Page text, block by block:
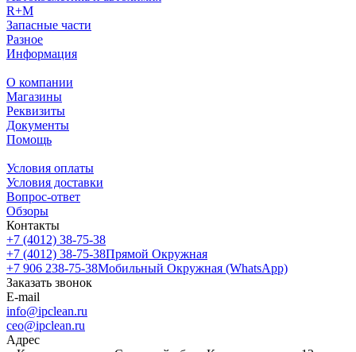
R+M
Запасные части
Разное
Информация
О компании
Магазины
Реквизиты
Документы
Помощь
Условия оплаты
Условия доставки
Вопрос-ответ
Обзоры
Контакты
+7 (4012) 38-75-38
+7 (4012) 38-75-38Прямой Окружная
+7 906 238-75-38Мобильный Окружная (WhatsApp)
Заказать звонок
E-mail
info@ipclean.ru
ceo@ipclean.ru
Адрес